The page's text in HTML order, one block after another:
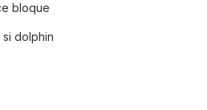
bloque
dolphin